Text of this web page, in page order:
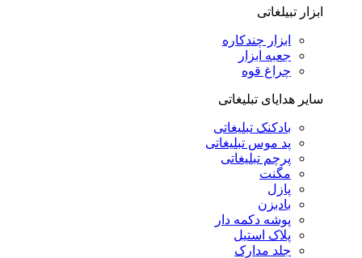
ابزار تبیلغاتی
ابزار چندکاره
جعبه ابزار
چراغ قوه
سایر هدایای تبلیغاتی
بادکنک تبلیغاتی
پد موس تبلیغاتی
پرچم تبلیغاتی
مگنت
پازل
بادبزن
پوشه دکمه دار
پلاک استیل
جلد مدارک